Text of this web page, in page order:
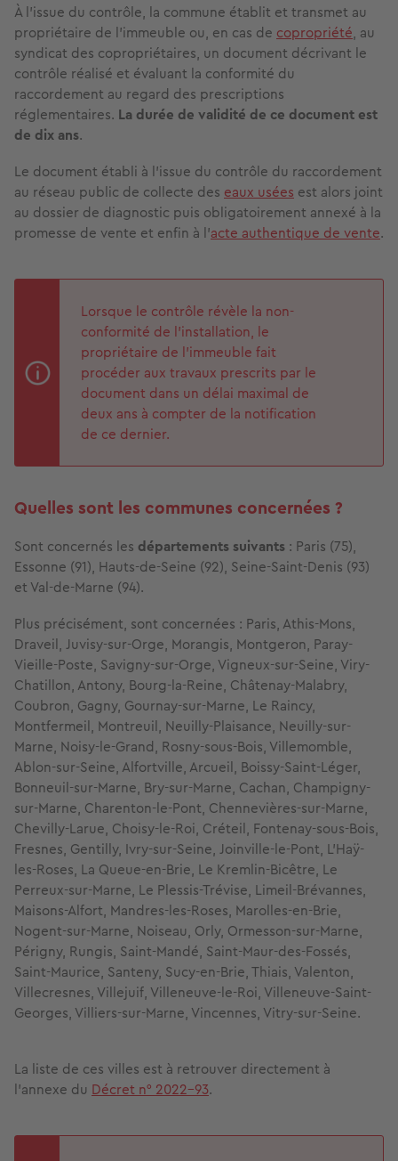
À l'issue du contrôle, la commune établit et transmet au
propriétaire de l'immeuble ou, en cas de copropriété, au
syndicat des copropriétaires, un document décrivant le
contrôle réalisé et évaluant la conformité du
raccordement au regard des prescriptions
réglementaires. La durée de validité de ce document est
de dix ans.
Le document établi à l'issue du contrôle du raccordement
au réseau public de collecte des eaux usées est alors joint
au dossier de diagnostic puis obligatoirement annexé à la
promesse de vente et enfin à l’acte authentique de vente.
Lorsque le contrôle révèle la non-
conformité de l’installation, le
propriétaire de l’immeuble fait
procéder aux travaux prescrits par le
document dans un délai maximal de
deux ans à compter de la notification
de ce dernier.
Quelles sont les communes concernées ?
Sont concernés les départements suivants : Paris (75),
Essonne (91), Hauts-de-Seine (92), Seine-Saint-Denis (93)
et Val-de-Marne (94).
Plus précisément, sont concernées : Paris, Athis-Mons,
Draveil, Juvisy-sur-Orge, Morangis, Montgeron, Paray-
Vieille-Poste, Savigny-sur-Orge, Vigneux-sur-Seine, Viry-
Chatillon, Antony, Bourg-la-Reine, Châtenay-Malabry,
Coubron, Gagny, Gournay-sur-Marne, Le Raincy,
Montfermeil, Montreuil, Neuilly-Plaisance, Neuilly-sur-
Marne, Noisy-le-Grand, Rosny-sous-Bois, Villemomble,
Ablon-sur-Seine, Alfortville, Arcueil, Boissy-Saint-Léger,
Bonneuil-sur-Marne, Bry-sur-Marne, Cachan, Champigny-
sur-Marne, Charenton-le-Pont, Chennevières-sur-Marne,
Chevilly-Larue, Choisy-le-Roi, Créteil, Fontenay-sous-Bois,
Fresnes, Gentilly, Ivry-sur-Seine, Joinville-le-Pont, L’Haÿ-
les-Roses, La Queue-en-Brie, Le Kremlin-Bicêtre, Le
Perreux-sur-Marne, Le Plessis-Trévise, Limeil-Brévannes,
Maisons-Alfort, Mandres-les-Roses, Marolles-en-Brie,
Nogent-sur-Marne, Noiseau, Orly, Ormesson-sur-Marne,
Périgny, Rungis, Saint-Mandé, Saint-Maur-des-Fossés,
Saint-Maurice, Santeny, Sucy-en-Brie, Thiais, Valenton,
Villecresnes, Villejuif, Villeneuve-le-Roi, Villeneuve-Saint-
Georges, Villiers-sur-Marne, Vincennes, Vitry-sur-Seine.
La liste de ces villes est à retrouver directement à
l’annexe du Décret n° 2022-93.